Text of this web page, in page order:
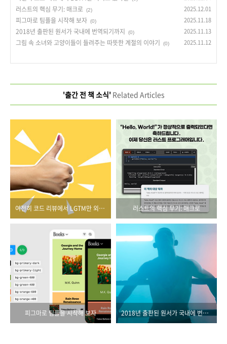
러스트의 핵심 무기: 매크로 (2) 2025.12.01
피그마로 팀플을 시작해 보자 (0) 2025.11.18
2018년 출판된 원서가 국내에 번역되기까지 (0) 2025.11.13
그림 속 소녀와 고양이들이 들려주는 따뜻한 계절의 이야기 (0) 2025.11.12
'출간 전 책 소식'Related Articles
여전히 코드 리뷰에서 LGTM만 외치고 있다면 러스트의 핵심 무기: 매크로
피그마로 팀플을 시작해 보자 2018년 출판된 원서가 국내에 번역되기까지